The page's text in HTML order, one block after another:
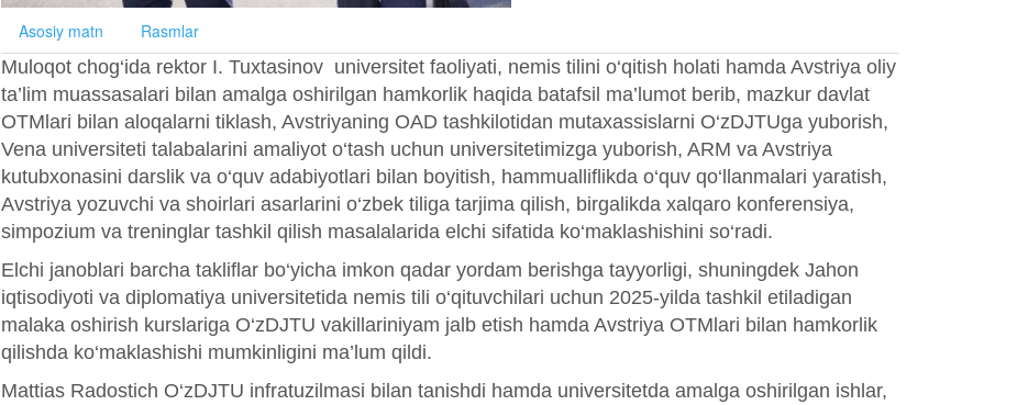
Asosiy matn
Rasmlar
Muloqot chog‘ida rektor I. Tuxtasinov universitet faoliyati, nemis tilini o‘qitish holati hamda Avstriya oliy
ta’lim muassasalari bilan amalga oshirilgan hamkorlik haqida batafsil ma’lumot berib, mazkur davlat
OTMlari bilan aloqalarni tiklash, Avstriyaning OAD tashkilotidan mutaxassislarni O‘zDJTUga yuborish,
Vena universiteti talabalarini amaliyot o‘tash uchun universitetimizga yuborish, ARM va Avstriya
kutubxonasini darslik va o‘quv adabiyotlari bilan boyitish, hammualliflikda o‘quv qo‘llanmalari yaratish,
Avstriya yozuvchi va shoirlari asarlarini o‘zbek tiliga tarjima qilish, birgalikda xalqaro konferensiya,
simpozium va treninglar tashkil qilish masalalarida elchi sifatida ko‘maklashishini so‘radi.
Elchi janoblari barcha takliflar bo‘yicha imkon qadar yordam berishga tayyorligi, shuningdek Jahon
iqtisodiyoti va diplomatiya universitetida nemis tili o‘qituvchilari uchun 2025-yilda tashkil etiladigan
malaka oshirish kurslariga O‘zDJTU vakillariniyam jalb etish hamda Avstriya OTMlari bilan hamkorlik
qilishda ko‘maklashishi mumkinligini ma’lum qildi.
Mattias Radostich O‘zDJTU infratuzilmasi bilan tanishdi hamda universitetda amalga oshirilgan ishlar,